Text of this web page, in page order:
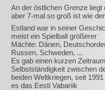
An der östlichen Grenze
aber 7-mal so groß ist wie
Estland war in seiner
meist ein Spielball größerer
Mächte: Dänen,
Russen, Schweden, ...
Es gab einen kurzen
Selbstständigkeit zwischen
beiden Weltkriegen, seit 1991
es das Eesti Vabariik